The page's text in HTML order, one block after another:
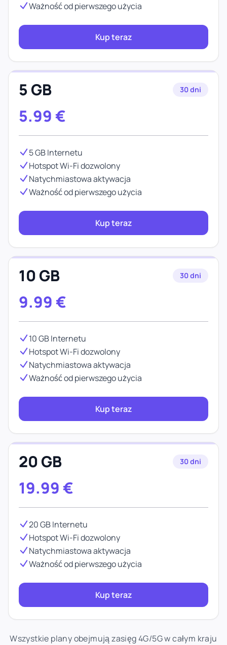
Ważność od pierwszego użycia
Kup teraz
5 GB 30 dni
5.99 €
5 GB Internetu
Hotspot Wi-Fi dozwolony
Natychmiastowa aktywacja
Ważność od pierwszego użycia
Kup teraz
10 GB 30 dni
9.99 €
10 GB Internetu
Hotspot Wi-Fi dozwolony
Natychmiastowa aktywacja
Ważność od pierwszego użycia
Kup teraz
20 GB 30 dni
19.99 €
20 GB Internetu
Hotspot Wi-Fi dozwolony
Natychmiastowa aktywacja
Ważność od pierwszego użycia
Kup teraz
Wszystkie plany obejmują zasięg 4G/5G w całym kraju